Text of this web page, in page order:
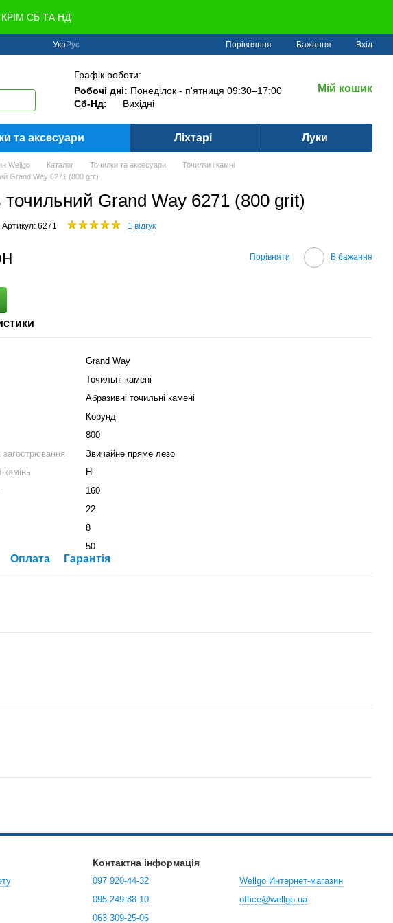
СБ ТА НД
УкрРус Порівняння Бажання Вхід
Графік роботи:
Робочі дні: Понеділок - п'ятниця 09:30–17:00
Сб-Нд:
Вихідні
Мій кошик
та аксесуари Ліхтарі Луки
Wellgo Каталог Точилки та аксесуари
Точилки і камні
Grand Way 6271 (800 grit)
точильний Grand Way 6271 (800 grit)
Артикул: 6271 1 відгук
Порівняти В бажання
Grand Way
Точильні камені
Абразивні точильні камені
Корунд
800
Звичайне пряме лезо
камінь
Ні
160
22
8
50
Оплата Гарантія
Контактна інформація
097 920-44-32
095 249-88-10
063 309-25-06
Wellgo Интернет-магазин
office@wellgo.ua